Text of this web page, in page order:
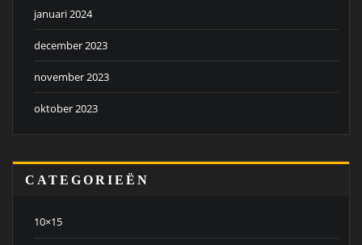
januari 2024
december 2023
november 2023
oktober 2023
CATEGORIEËN
10×15